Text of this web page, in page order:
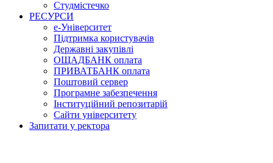
Студмістечко
РЕСУРСИ
е-Університет
Підтримка користувачів
Державні закупівлі
ОЩАДБАНК оплата
ПРИВАТБАНК оплата
Поштовий сервер
Програмне забезпечення
Інституційний репозитарій
Сайти університету
Запитати у ректора